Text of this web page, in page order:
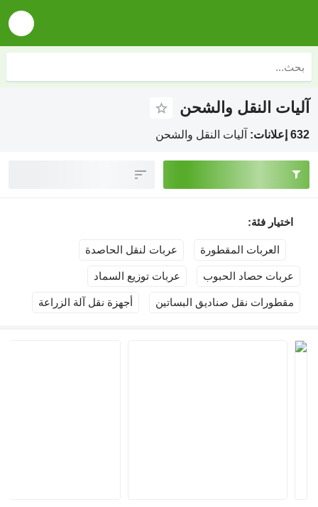
آليات النقل والشحن
632 إعلانات: آليات النقل والشحن
اختيار فئة:
العربات المقطورة عربات لنقل الحاصدة
عربات حصاد الحبوب عربات توزيع السماد
مقطورات نقل صناديق البساتين أجهزة نقل آلة الزراعة